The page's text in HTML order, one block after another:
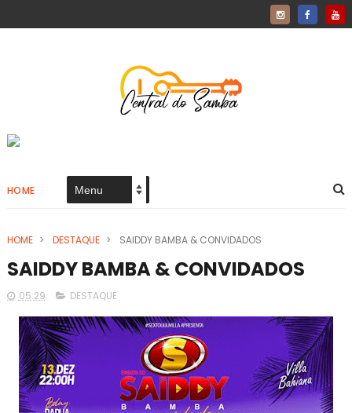
HOME
HOME > DESTAQUE > SAIDDY BAMBA & CONVIDADOS
SAIDDY BAMBA & CONVIDADOS
05:29 DESTAQUE